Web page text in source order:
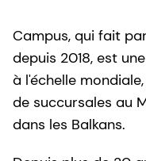
Campus, qui fait
depuis 2018, est
à l'échelle
de succursales au
dans les Balkans.